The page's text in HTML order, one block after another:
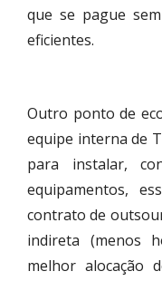
que se pague
eficientes.
Outro ponto de
equipe interna de
para instalar,
equipamentos,
contrato de
indireta (menos
melhor alocação